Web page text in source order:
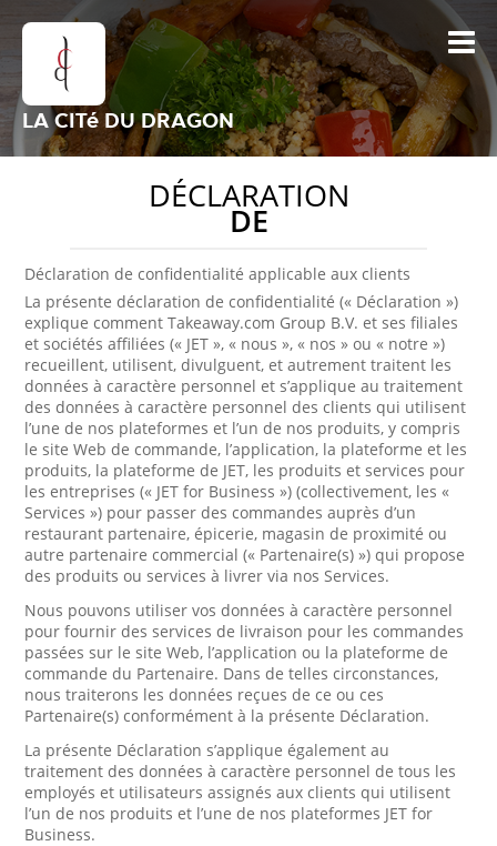
LA CITé DU DRAGON
DÉCLARATION
DE
Déclaration de confidentialité applicable aux clients
La présente déclaration de confidentialité (« Déclaration »)
explique comment Takeaway.com Group B.V. et ses filiales
et sociétés affiliées (« JET », « nous », « nos » ou « notre »)
recueillent, utilisent, divulguent, et autrement traitent les
données à caractère personnel et s’applique au traitement
des données à caractère personnel des clients qui utilisent
l’une de nos plateformes et l’un de nos produits, y compris
le site Web de commande, l’application, la plateforme et les
produits, la plateforme de JET, les produits et services pour
les entreprises (« JET for Business ») (collectivement, les «
Services ») pour passer des commandes auprès d’un
restaurant partenaire, épicerie, magasin de proximité ou
autre partenaire commercial (« Partenaire(s) ») qui propose
des produits ou services à livrer via nos Services.
Nous pouvons utiliser vos données à caractère personnel
pour fournir des services de livraison pour les commandes
passées sur le site Web, l’application ou la plateforme de
commande du Partenaire. Dans de telles circonstances,
nous traiterons les données reçues de ce ou ces
Partenaire(s) conformément à la présente Déclaration.
La présente Déclaration s’applique également au
traitement des données à caractère personnel de tous les
employés et utilisateurs assignés aux clients qui utilisent
l’un de nos produits et l’une de nos plateformes JET for
Business.